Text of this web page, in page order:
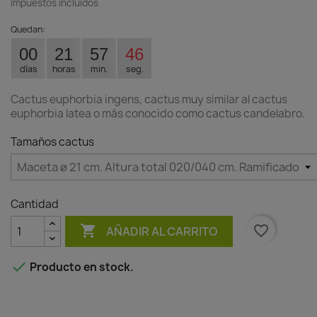
Impuestos incluidos
Quedan:
00
días
21
horas
57
min.
46
seg.
Cactus euphorbia ingens, cactus muy similar al cactus
euphorbia latea o más conocido como cactus candelabro.
Tamaños cactus
Cantidad
 AÑADIR AL CARRITO favorite_border
 Producto en stock.